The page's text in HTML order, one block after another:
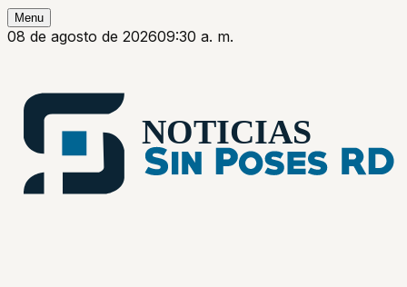
Menu
08 de agosto de 202609:30 a. m.